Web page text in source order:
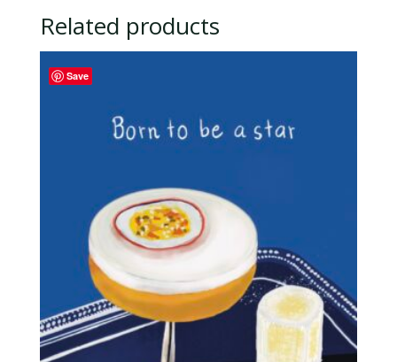
Related products
Save